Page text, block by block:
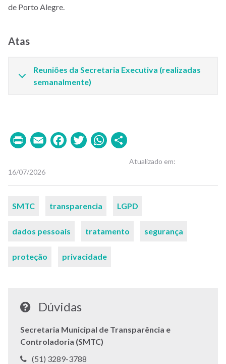
de Porto Alegre.
Atas
Reuniões da Secretaria Executiva (realizadas
semanalmente)
PrintEmailFacebook
TwitterWhatsApp
Atualizado em
16/07/2026
Palavras-
SMTC transparencia LGPD
dados pessoais tratamento segurança
proteção privacidade
Dúvidas
Secretaria Municipal de Transparência e
Controladoria (SMTC)
Telefone:
(51) 3289-3788